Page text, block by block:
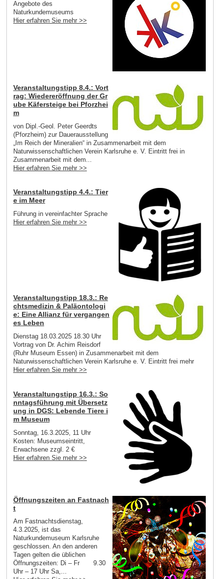
Angebote des
Naturkundemuseums
Hier erfahren Sie mehr >>
Veranstaltungstipp 8.4.: Vort
rag: Wiedereröffnung der Gr
ube Käfersteige bei Pforzhei
m
von Dipl.-Geol. Peter Geerdts
(Pforzheim) zur Dauerausstellung
„Im Reich der Mineralien“ in Zusammenarbeit mit dem
Naturwissenschaftlichen Verein Karlsruhe e. V. Eintritt frei in
Zusammenarbeit mit dem...
Hier erfahren Sie mehr >>
Veranstaltungstipp 4.4.: Tier
e im Meer
Führung in vereinfachter Sprache
Hier erfahren Sie mehr >>
Veranstaltungstipp 18.3.: Re
chtsmedizin & Paläontologi
e: Eine Allianz für vergangen
es Leben
Dienstag 18.03.2025 18.30 Uhr
Vortrag von Dr. Achim Reisdorf
(Ruhr Museum Essen) in Zusammenarbeit mit dem
Naturwissenschaftlichen Verein Karlsruhe e. V. Eintritt frei mehr
Hier erfahren Sie mehr >>
Veranstaltungstipp 16.3.: So
nntagsführung mit Übersetz
ung in DGS: Lebende Tiere i
m Museum
Sonntag, 16.3.2025, 11 Uhr
Kosten: Museumseintritt,
Erwachsene zzgl. 2 €
Hier erfahren Sie mehr >>
Öffnungszeiten an Fastnach
t
Am Fastnachtsdienstag,
4.3.2025, ist das
Naturkundemuseum Karlsruhe
geschlossen. An den anderen
Tagen gelten die üblichen
Öffnungszeiten: Di – Fr 9.30
Uhr – 17 Uhr Sa,...